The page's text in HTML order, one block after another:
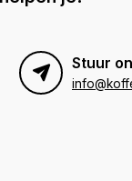
Stuur